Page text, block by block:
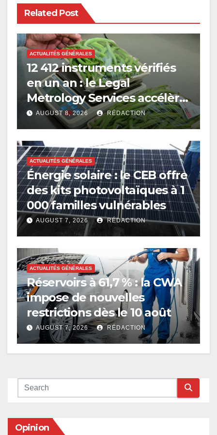
Related Post
ACTUALITÉS GÉNÉRALES
12 412 instruments vérifiés
en un an : le Legal
Metrology Services accélère
sa modernisation
AUGUST 8, 2026 RÉDACTION
ACTUALITÉS GÉNÉRALES
Énergie solaire : le CEB offre
des kits photovoltaïques à 1
000 familles vulnérables
AUGUST 7, 2026 RÉDACTION
ACTUALITÉS GÉNÉRALES
Réservoirs à 61,7 % : la CWA
impose de nouvelles
restrictions dès le 10 août
AUGUST 7, 2026 RÉDACTION
Opinion